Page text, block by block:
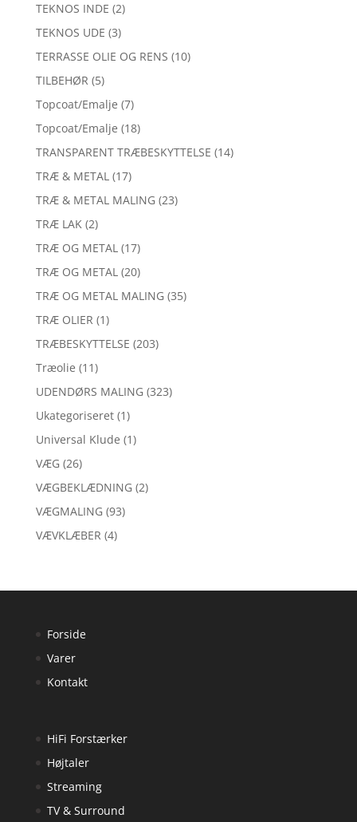
TEKNOS INDE (2)
TEKNOS UDE (3)
TERRASSE OLIE OG RENS (10)
TILBEHØR (5)
Topcoat/Emalje (7)
Topcoat/Emalje (18)
TRANSPARENT TRÆBESKYTTELSE (14)
TRÆ & METAL (17)
TRÆ & METAL MALING (23)
TRÆ LAK (2)
TRÆ OG METAL (17)
TRÆ OG METAL (20)
TRÆ OG METAL MALING (35)
TRÆ OLIER (1)
TRÆBESKYTTELSE (203)
Træolie (11)
UDENDØRS MALING (323)
Ukategoriseret (1)
Universal Klude (1)
VÆG (26)
VÆGBEKLÆDNING (2)
VÆGMALING (93)
VÆVKLÆBER (4)
Forside
Varer
Kontakt
HiFi Forstærker
Højtaler
Streaming
TV & Surround